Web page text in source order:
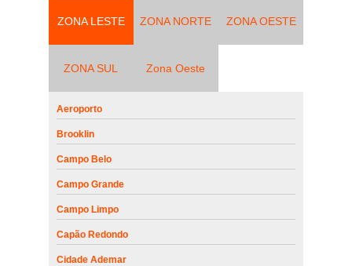
ZONA LESTE ZONA NORTE ZONA OESTE
ZONA SUL Zona Oeste
Aeroporto
Brooklin
Campo Belo
Campo Grande
Campo Limpo
Capão Redondo
Cidade Ademar